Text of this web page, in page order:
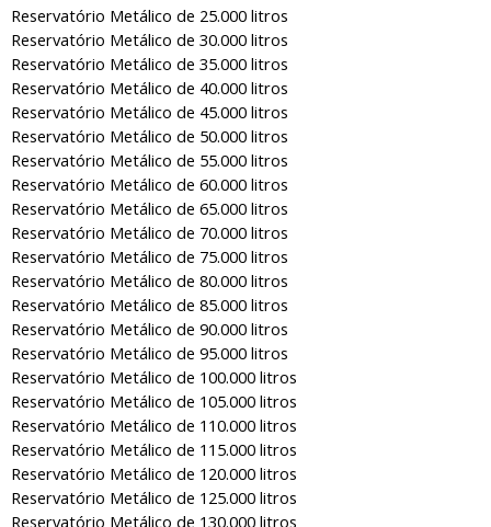
Reservatório Metálico de 25.000 litros
Reservatório Metálico de 30.000 litros
Reservatório Metálico de 35.000 litros
Reservatório Metálico de 40.000 litros
Reservatório Metálico de 45.000 litros
Reservatório Metálico de 50.000 litros
Reservatório Metálico de 55.000 litros
Reservatório Metálico de 60.000 litros
Reservatório Metálico de 65.000 litros
Reservatório Metálico de 70.000 litros
Reservatório Metálico de 75.000 litros
Reservatório Metálico de 80.000 litros
Reservatório Metálico de 85.000 litros
Reservatório Metálico de 90.000 litros
Reservatório Metálico de 95.000 litros
Reservatório Metálico de 100.000 litros
Reservatório Metálico de 105.000 litros
Reservatório Metálico de 110.000 litros
Reservatório Metálico de 115.000 litros
Reservatório Metálico de 120.000 litros
Reservatório Metálico de 125.000 litros
Reservatório Metálico de 130.000 litros